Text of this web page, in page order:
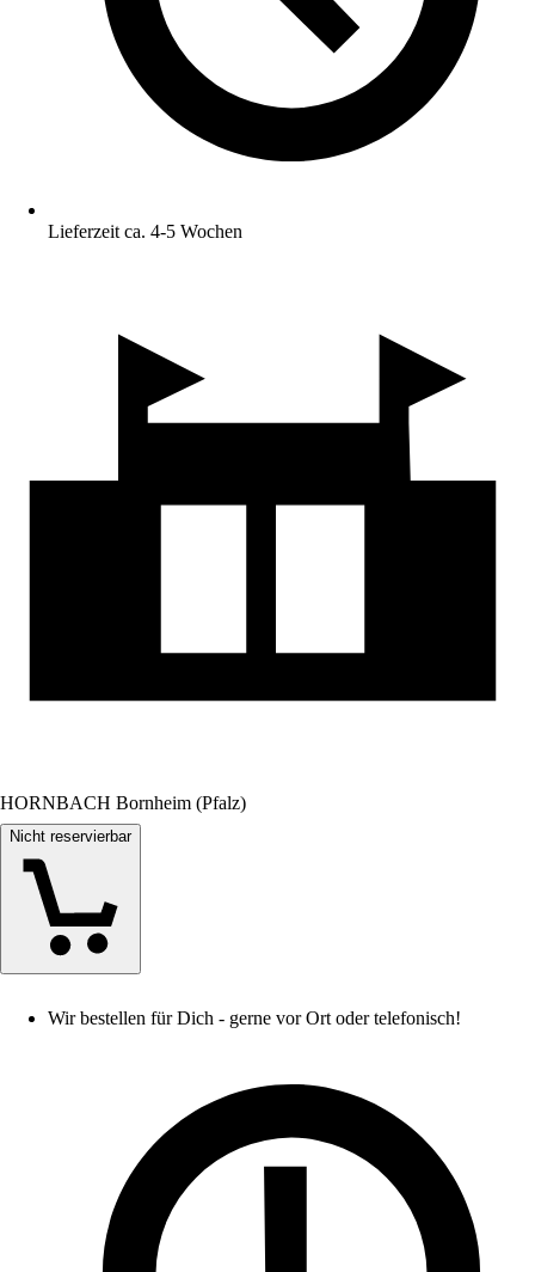
Lieferzeit ca. 4-5 Wochen
HORNBACH Bornheim (Pfalz)
Nicht reservierbar
Wir bestellen für Dich - gerne vor Ort oder telefonisch!